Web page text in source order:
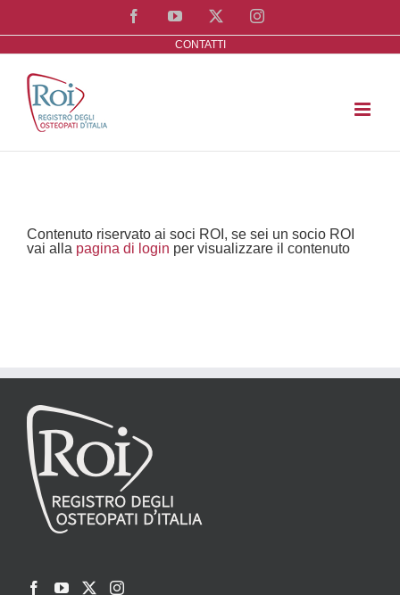
contenuto
FacebookYouTube Instagram
CONTATTI
Contenuto riservato ai soci ROI, se sei un socio ROI
vai alla pagina di login per visualizzare il contenuto